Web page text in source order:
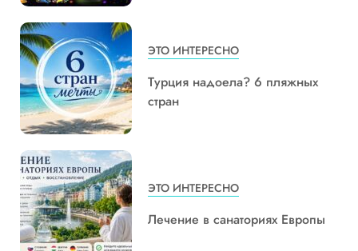
ЭТО ИНТЕРЕСНО
Турция надоела? 6 пляжных
стран
ЭТО ИНТЕРЕСНО
Лечение в санаториях Европы